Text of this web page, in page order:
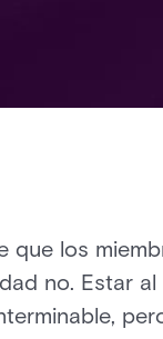
que los
no. Estar